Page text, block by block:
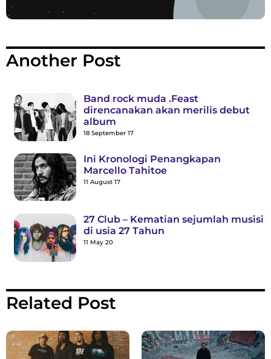
Another Post
Band rock muda .Feast
direncanakan akan merilis debut
album
18 September 17
Ini Kronologi Penangkapan
Marcello Tahitoe
11 August 17
27 Club – Kematian sejumlah musisi
di usia 27 Tahun
11 May 20
Related Post